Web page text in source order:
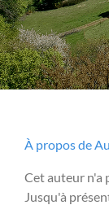
À propos de
Cet auteur n'a
Jusqu'à